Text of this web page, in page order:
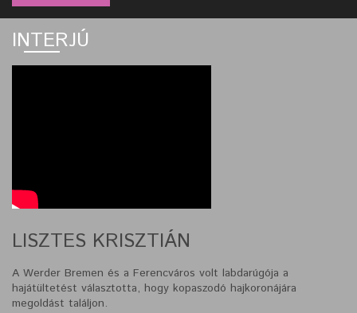
INTERJÚ
LISZTES KRISZTIÁN
A Werder Bremen és a Ferencváros volt labdarúgója a
hajátültetést választotta, hogy kopaszodó hajkoronájára
megoldást találjon.